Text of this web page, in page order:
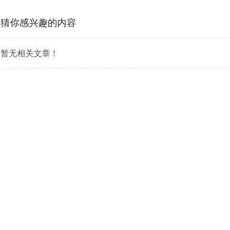
猜你感兴趣的内容
暂无相关文章！